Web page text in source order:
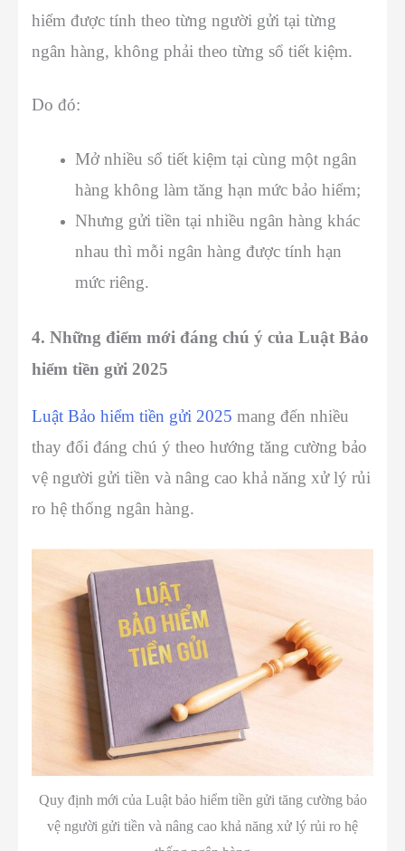
hiểm được tính theo từng người gửi tại từng
ngân hàng, không phải theo từng sổ tiết kiệm.
Do đó:
Mở nhiều sổ tiết kiệm tại cùng một ngân
hàng không làm tăng hạn mức bảo hiểm;
Nhưng gửi tiền tại nhiều ngân hàng khác
nhau thì mỗi ngân hàng được tính hạn
mức riêng.
4. Những điểm mới đáng chú ý của Luật Bảo
hiểm tiền gửi 2025
Luật Bảo hiểm tiền gửi 2025 mang đến nhiều
thay đổi đáng chú ý theo hướng tăng cường bảo
vệ người gửi tiền và nâng cao khả năng xử lý rủi
ro hệ thống ngân hàng.
Quy định mới của Luật bảo hiểm tiền gửi tăng cường bảo
vệ người gửi tiền và nâng cao khả năng xử lý rủi ro hệ